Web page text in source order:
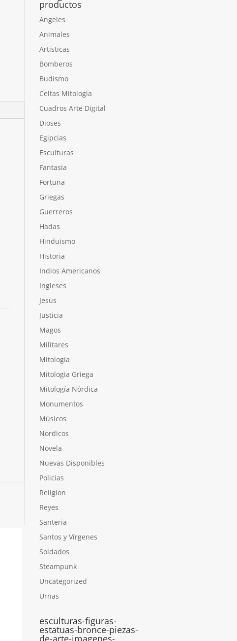
productos
Angeles
Animales
Artisticas
Bomberos
Budismo
Celtas Mitologia
Cuadros Arte Digital
Dioses
Egipcias
Esculturas
Fantasia
Fortuna
Griegas
Guerreros
Hadas
Hinduismo
Historia
Indios Americanos
Ingleses
Jesus
Justicia
Magos
Militares
Mitología
Mitologia Griega
Mitología Nórdica
Monumentos
Músicos
Nordicos
Novela
Nuevas Disponibles
Policias
Religion
Reyes
Santeria
Santos y Vírgenes
Soldados
Steampunk
Uncategorized
Urnas
esculturas-figuras-
estatuas-bronce-piezas-
de-arte-imagenes-